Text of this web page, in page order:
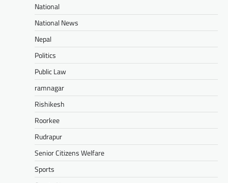
National
National News
Nepal
Politics
Public Law
ramnagar
Rishikesh
Roorkee
Rudrapur
Senior Citizens Welfare
Sports